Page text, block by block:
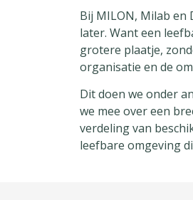
Bij MILON, Milab en
later. Want een
grotere plaatje,
organisatie en de
Dit doen we onder
we mee over een
verdeling van
leefbare omgeving